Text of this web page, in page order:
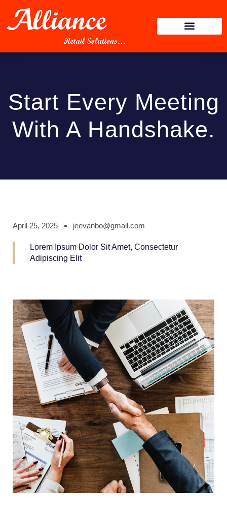
Start Every Meeting
With A Handshake.
April 25, 2025 jeevanbo@gmail.com
Lorem Ipsum Dolor Sit Amet, Consectetur
Adipiscing Elit